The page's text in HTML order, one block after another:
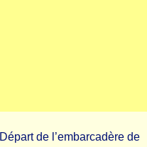
Départ de l’embarcadère de